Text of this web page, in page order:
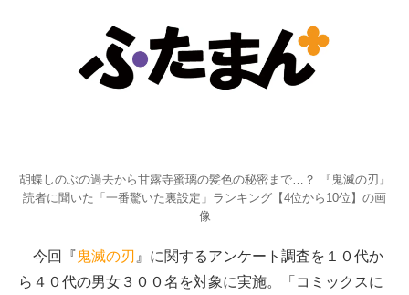
胡蝶しのぶの過去から甘露寺蜜璃の髪色の秘密まで…？ 『鬼滅の刃』
読者に聞いた「一番驚いた裏設定」ランキング【4位から10位】の画
像
今回『鬼滅の刃 』に関するアンケート調査を１０代か
ら４０代の男女３００名を対象に実施。「コミックスに